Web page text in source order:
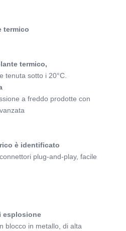
termico
termico,
tenuta sotto i 20°C.
a freddo prodotte con
è identificato
plug-and-play, facile
esplosione
blocco in metallo, di alta